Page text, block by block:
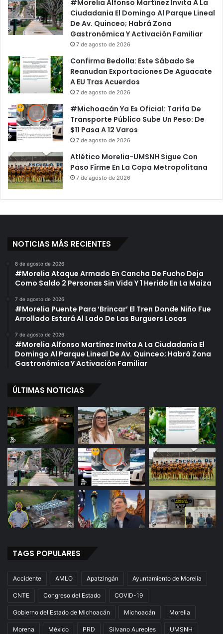
#Morelia Alfonso Martínez Invita A La
Ciudadania El Domingo Al Parque Lineal
De Av. Quinceo; Habrá Zona
Gastronómica Y Activación Familiar
7 de agosto de 2026
Confirma Bedolla: Este Sábado Se
Reanudan Exportaciones De Aguacate
A EU Tras Acuerdos
7 de agosto de 2026
#Michoacán Ya Es Oficial: Tarifa De
Transporte Público Sube Un Peso: De
$11 Pasa A 12 Varos
7 de agosto de 2026
Atlético Morelia-UMSNH Sigue Con
Paso Firme En La Copa Metropolitana
7 de agosto de 2026
NOTICIAS MÁS RECIENTES
8 de agosto de 2026
#Morelia Ataque Armado En Cancha De Fucho Deja
Como Saldo 2 Personas Sin Vida Y 1 Herido En La Maiza
7 de agosto de 2026
#Morelia Puente Para ‘Brincar’ El Tren Donde Niño Fue
Arrollado Estará Al Lado De Las Burguers Locas
7 de agosto de 2026
#Morelia Alfonso Martínez Invita A La Ciudadania El
Domingo Al Parque Lineal De Av. Quinceo; Habrá Zona
Gastronómica Y Activación Familiar
ÚLTIMAS NOTICIAS
TAGS POPULARES
Accidente AMLO Apatzingán Ayuntamiento de Morelia
CNTE Congreso del Estado COVID-19
Gobierno del Estado de Michoacán Michoacán Morelia
Morena México PRD Silvano Aureoles UMSNH